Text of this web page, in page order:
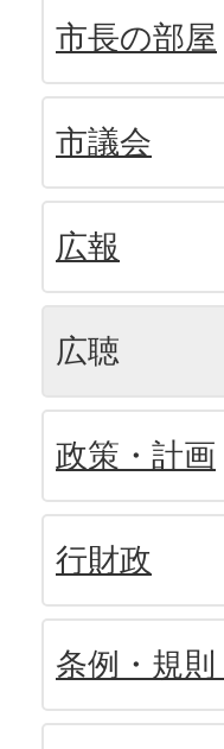
市長の部屋
市議会
広報
広聴
政策・計画
行財政
条例・規則